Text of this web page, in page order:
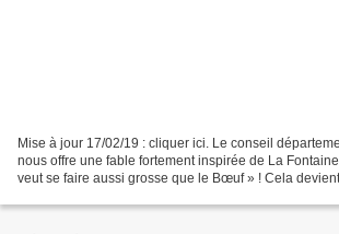
Mise à jour 17/02/19 : cliquer ici. Le conseil
nous offre une fable fortement inspirée de La
veut se faire aussi grosse que le Bœuf » ! Cela